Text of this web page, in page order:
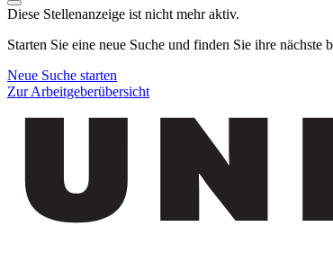
Diese Stellenanzeige ist nicht mehr aktiv.
Starten Sie eine neue Suche und finden Sie ihre
Neue Suche starten
Zur Arbeitgeberübersicht